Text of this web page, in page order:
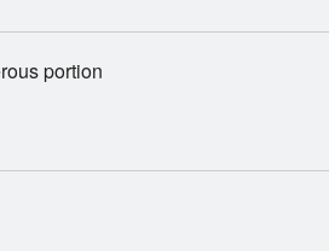
portion